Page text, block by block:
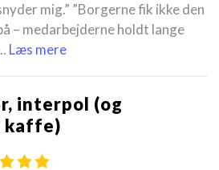
mig.” ”Borgerne fik ikke den
– medarbejderne holdt lange
Læs mere
interpol (og
kaffe)